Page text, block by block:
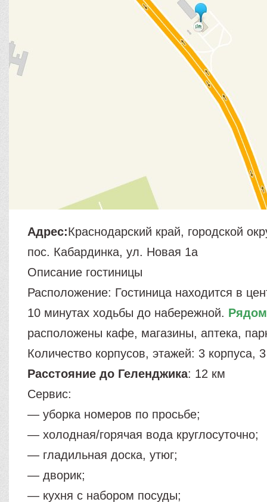
Адрес:Краснодарский край, городской
пос. Кабардинка, ул. Новая 1а
Описание гостиницы
Расположение: Гостиница находится в
10 минутах ходьбы до набережной. Рядом
расположены кафе, магазины, аптека,
Количество корпусов, этажей: 3 корпуса,
Расстояние до Геленджика: 12 км
Сервис:
— уборка номеров по просьбе;
— холодная/горячая вода круглосуточно;
— гладильная доска, утюг;
— дворик;
— кухня с набором посуды;